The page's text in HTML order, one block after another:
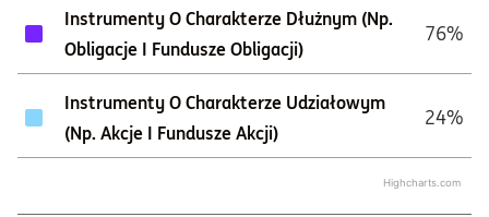
Highcharts.com
Instrumenty O Charakterze Dłużnym (np.
Obligacje I Fundusze Obligacji)
76%
Instrumenty O Charakterze Udziałowym
(np. Akcje I Fundusze Akcji)
24%